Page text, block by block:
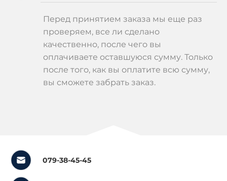
Перед принятием заказа мы еще раз
проверяем, все ли сделано
качественно, после чего вы
оплачиваете оставшуюся сумму. Только
после того, как вы оплатите всю сумму,
вы сможете забрать заказ.
079-38-45-45